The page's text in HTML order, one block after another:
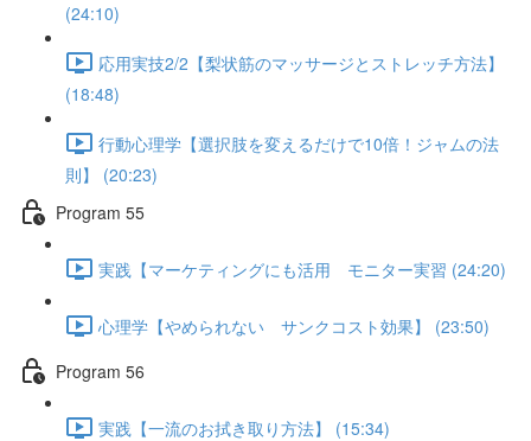
(24:10)
応用実技2/2【梨状筋のマッサージとストレッチ方法】
(18:48)
行動心理学【選択肢を変えるだけで10倍！ジャムの法
則】 (20:23)
Program 55
実践【マーケティングにも活用 モニター実習 (24:20)
心理学【やめられない サンクコスト効果】 (23:50)
Program 56
実践【一流のお拭き取り方法】 (15:34)